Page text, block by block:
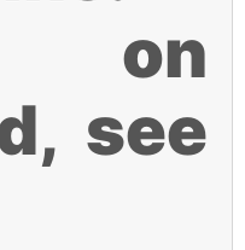
on
see